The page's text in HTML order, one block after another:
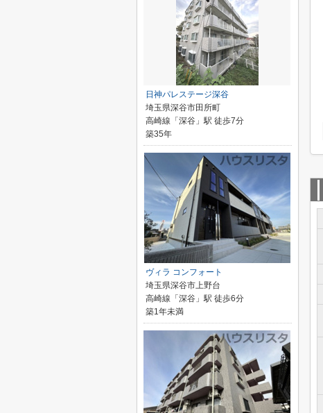
日神パレステージ深谷
埼玉県深谷市田所町
高崎線「深谷」駅 徒歩7分
築35年
ヴィラ コンフォート
埼玉県深谷市上野台
高崎線「深谷」駅 徒歩6分
築1年未満